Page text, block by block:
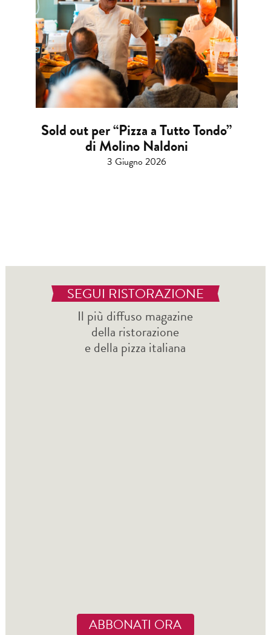
Sold out per “Pizza a Tutto Tondo”
di Molino Naldoni
3 Giugno 2026
SEGUI RISTORAZIONE
Il più diffuso magazine
della ristorazione
e della pizza italiana
ABBONATI ORA